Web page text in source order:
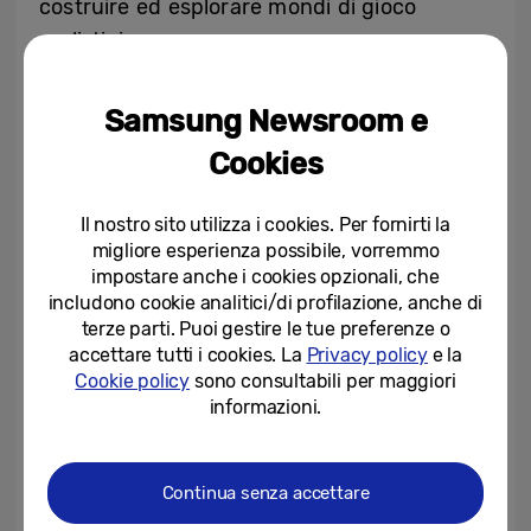
costruire ed esplorare mondi di gioco
realistici.
G60SF) ridefinisce il concetto di velocità,
essendo il primo schermo OLED a garantire
una frequenza di aggiornamento di 500Hz
velocità fulminea e l’estrema fluidità del
gameplay liberano il potenziale dei giocatori,
che cercano il miglior alleato per ottenere
un vantaggio vincente dalle prestazioni del
dispositivo.
Entrambi i modelli offrono un tempo di
visualizzazione fluida e un gameplay nitido,
anche in ambienti di gioco frenetici.
Samsung Newsroom e
Cookies
Il nostro sito utilizza i cookies. Per fornirti la
migliore esperienza possibile, vorremmo
impostare anche i cookies opzionali, che
includono cookie analitici/di profilazione, anche di
terze parti. Puoi gestire le tue preferenze o
accettare tutti i cookies. La Privacy policye la
Cookie policy sono consultabili per maggiori
informazioni.
Continua senza accettare